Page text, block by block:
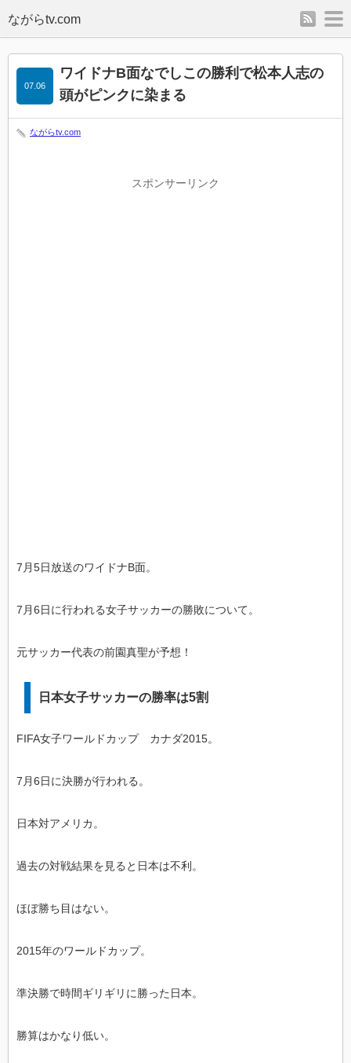
rss
ワイドナB面なでしこの勝利で松本人志の
頭がピンクに染まる
07.06
ながらtv.com
スポンサーリンク
7月5日放送のワイドナB面。
7月6日に行われる女子サッカーの勝敗について。
元サッカー代表の前園真聖が予想！
日本女子サッカーの勝率は5割
FIFA女子ワールドカップ カナダ2015。
7月6日に決勝が行われる。
日本対アメリカ。
過去の対戦結果を見ると日本は不利。
ほぼ勝ち目はない。
2015年のワールドカップ。
準決勝で時間ギリギリに勝った日本。
勝算はかなり低い。